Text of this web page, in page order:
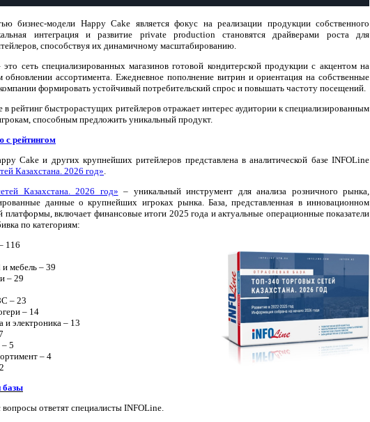
бизнес-модели Happy Cake является фокус на реализации продукции собственного
интеграция и развитие private production становятся драйверами роста для
способствуя их динамичному масштабированию.
сеть специализированных магазинов готовой кондитерской продукции с акцентом на
обновлении ассортимента. Ежедневное пополнение витрин и ориентация на собственные
формировать устойчивый потребительский спрос и повышать частоту посещений.
рейтинг быстрорастущих ритейлеров отражает интерес аудитории к специализированным
способным предложить уникальный продукт.
с рейтингом
Cake и других крупнейших ритейлеров представлена в аналитической базе INFOLine
Казахстана. 2026 год».
Казахстана. 2026 год» – уникальный инструмент для анализа розничного рынка,
данные о крупнейших игроках рынка. База, представленная в инновационном
платформы, включает финансовые итоги 2025 года и актуальные операционные показатели
по категориям:
116
мебель – 39
– 29
– 23
– 14
и электроника – 13
– 5
– 4
базы
вопросы ответят специалисты INFOLine.